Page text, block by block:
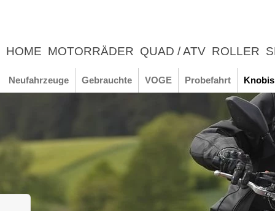
HOME MOTORRÄDER QUAD / ATV ROLLER
UNTERNEHMEN
NEWS ERLEBNIS
Neufahrzeuge Gebrauchte VOGE Probefahrt